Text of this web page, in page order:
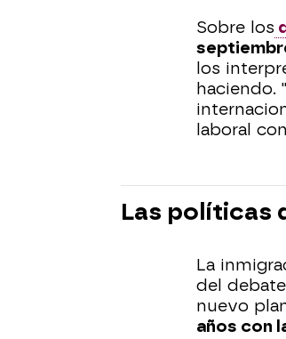
Sobre los
los
laboral
Las políticas
La
del
nuevo
años con